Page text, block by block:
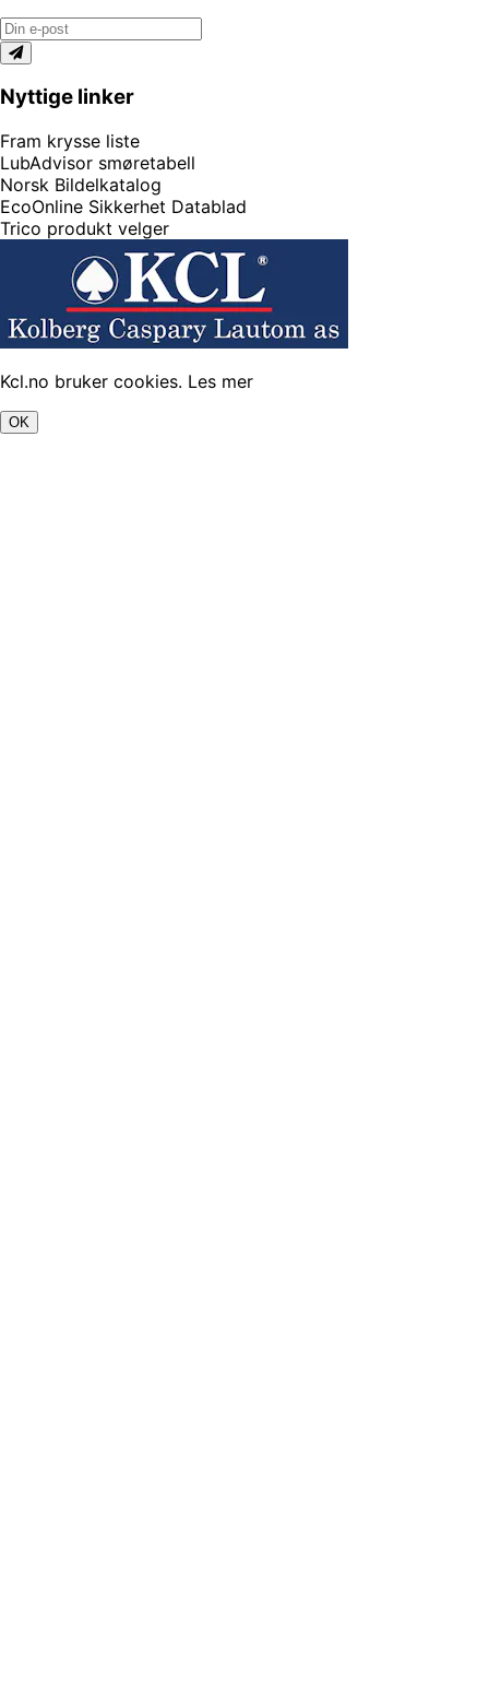
Nyttige linker
Fram krysse liste
LubAdvisor smøretabell
Norsk Bildelkatalog
EcoOnline Sikkerhet Datablad
Trico produkt velger
Kcl.no bruker cookies. Les mer
OK